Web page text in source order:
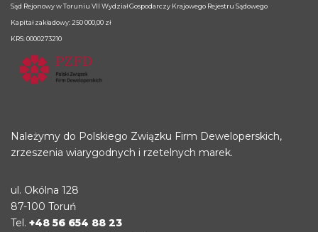
Sąd Rejonowy w Toruniu VII Wydział Gospodarczy Krajowego Rejestru Sądowego
Kapitał zakładowy: 250 000,00 zł
KRS: 0000273210
Należymy do Polskiego Związku Firm Deweloperskich,
zrzeszenia wiarygodnych i rzetelnych marek.
ul. Okólna 128
87-100 Toruń
Tel. +48 56 654 88 23